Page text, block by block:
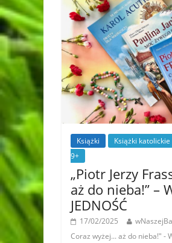
Książki Książki katolickie
9+
„Piotr Jerzy
aż do nieba!” –
JEDNOŚĆ
17/02/2025
Coraz wyżej... aż do nieba!" -